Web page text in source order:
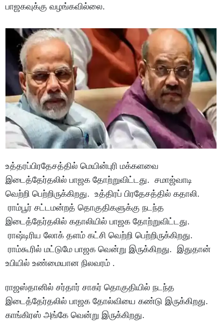
பாஜகவுக்கு வழங்கவில்லை.
உத்தரப்பிரதேசத்தில் மெயின்புரி மக்களவை
இடைத்தேர்தலில் பாஜக தோற்றுவிட்டது. சமாஜ்வாடி
வெற்றி பெற்றிருக்கிறது. உத்திரப் பிரதேசத்தில் கதாலி.
ராம்பூர் சட்டமன்றத் தொகுதிகளுக்கு நடந்த
இடைத்தேர்தலில் கதாலியில் பாஜக தோற்றுவிட்டது.
ராஷ்டிரிய லோக் தளம் கட்சி வெற்றி பெற்றிருக்கிறது.
ராம்கூரில் மட்டுமே பாஜக வென்று இருக்கிறது. இதுதான்
உபியில் உண்மையான நிலவரம் .
ராஜஸ்தானில் சர்தார் சாகர் தொகுதியில் நடந்த
இடைத்தேர்தலில் பாஜக தோல்வியை கண்டு இருக்கிறது.
காங்கிரஸ் அங்கே வென்று இருக்கிறது.